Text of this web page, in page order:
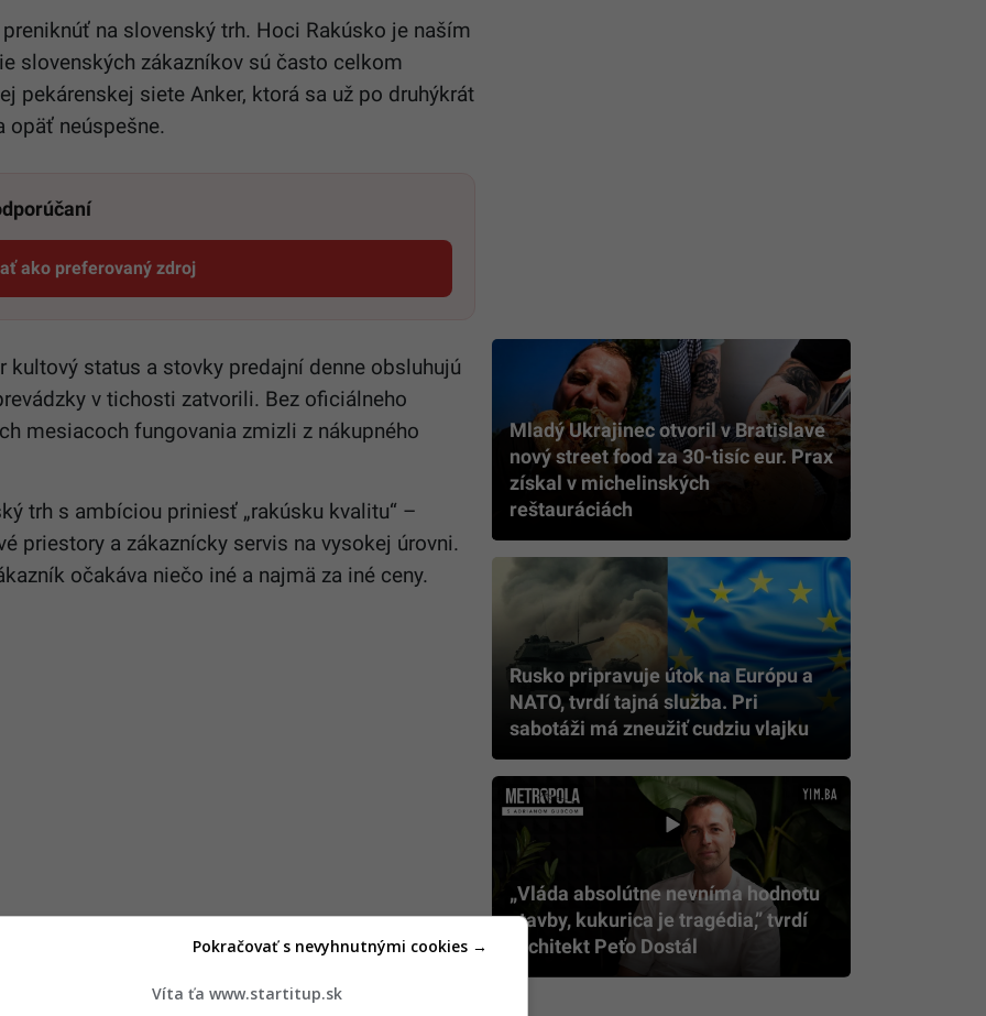
na slovenský trh. Hoci Rakúsko je naším
slovenských zákazníkov sú často celkom
pekárenskej siete Anker, ktorá sa už po druhýkrát
opäť neúspešne.
ako preferovaný zdroj
Startitup, odkaz sa otvorí v novom okne
status a stovky predajní denne obsluhujú
v tichosti zatvorili. Bez oficiálneho
mesiacoch fungovania zmizli z nákupného
trh s ambíciou priniesť „rakúsku kvalitu“ –
priestory a zákaznícky servis na vysokej úrovni.
očakáva niečo iné a najmä za iné ceny.
Mladý Ukrajinec otvoril v Bratislave
nový street food za 30-tisíc eur. Prax
získal v michelinských
reštauráciách
Rusko pripravuje útok na Európu a
NATO, tvrdí tajná služba. Pri
sabotáži má zneužiť cudziu vlajku
„Vláda absolútne nevníma hodnotu
stavby, kukurica je tragédia,” tvrdí
architekt Peťo Dostál
Víta ťa www.startitup.sk
Pokračovať s nevyhnutnými cookies →